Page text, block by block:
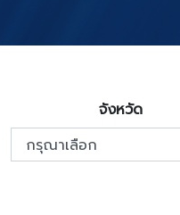
จังหวัด